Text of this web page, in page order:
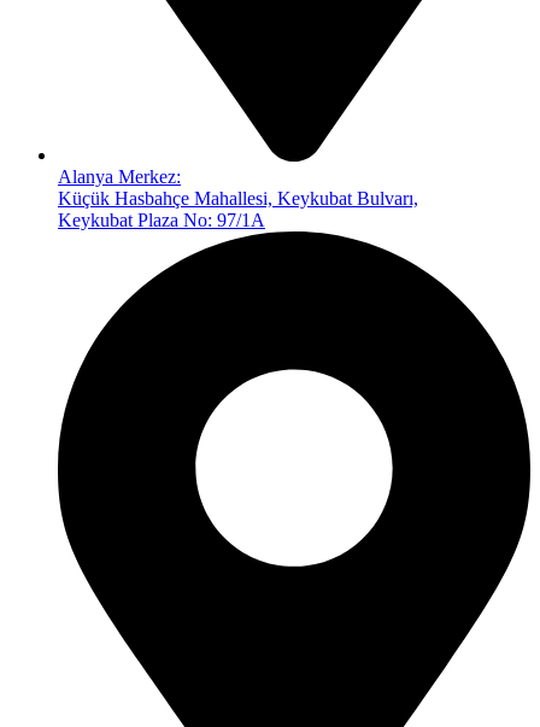
Alanya Merkez:
Küçük Hasbahçe Mahallesi, Keykubat Bulvarı,
Keykubat Plaza No: 97/1A